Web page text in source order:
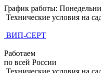
График работы:
Технические условия на
ВИП-СЕРТ
Работаем
по всей России
Технические условия на